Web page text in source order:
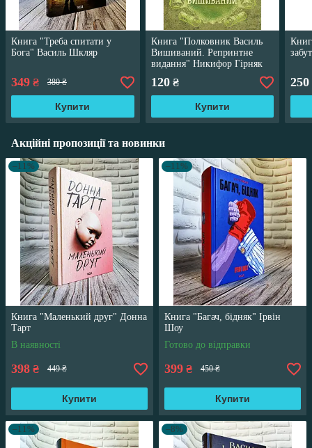
Книга "Треба спитати у
Бога" Василь Шкляр
349 ₴ 380 ₴
Купити
Книга "Полковник Василь
Вишиваний. Репринтне
видання" Никифор Гірняк
120₴
Купити
250
Акційні пропозиції та новинки
–11%
Книга "Маленький друг" Донна
Тарт
В наявності
398 ₴ 449 ₴
Купити
–11%
Книга "Багач, бідняк" Ірвін
Шоу
Готово до відправки
399 ₴ 450 ₴
Купити
–11% –8%